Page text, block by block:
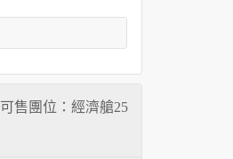
可售團位：經濟艙25